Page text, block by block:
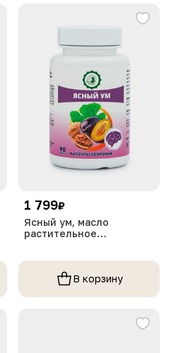
1 799₽
Ясный ум, масло
растительное
В корзину